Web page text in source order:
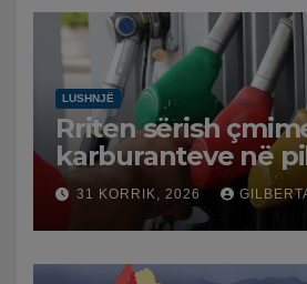
LUSHNJË
Rriten sërish
karburanteve në
karburanteve në
Tensionet në
Mesme
dhe benzinën në
31 KORRIK, 2026